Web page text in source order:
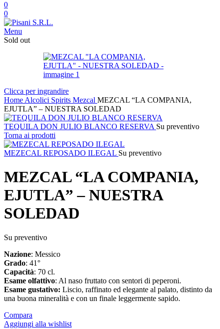
0
0
Menu
Sold out
Clicca per ingrandire
Home Alcolici Spirits Mezcal MEZCAL “LA COMPANIA,
EJUTLA” – NUESTRA SOLEDAD
TEQUILA DON JULIO BLANCO RESERVA Su preventivo
Torna ai prodotti
MEZECAL REPOSADO ILEGAL Su preventivo
MEZCAL “LA COMPANIA,
EJUTLA” – NUESTRA
SOLEDAD
Su preventivo
Nazione: Messico
Grado: 41°
Capacità: 70 cl.
Esame olfattivo: Al naso fruttato con sentori di peperoni.
Esame gustativo: Liscio, raffinato ed elegante al palato, distinto da
una buona mineralità e con un finale leggermente sapido.
Compara
Aggiungi alla wishlist